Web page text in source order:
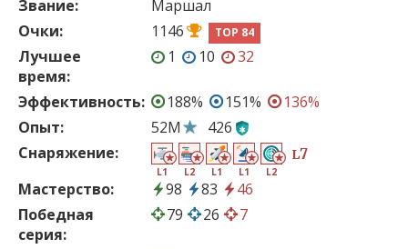
Звание:
Маршал
Очки:
1146 TOP 84
Лучшее
время:
1 10 32
Эффективность: 188% 151%
136%
Опыт:
52M
426
Снаряжение:
L1 L2 L1 L1 L2
L7
Мастерство: 98 83
46
Победная
серия:
79 26 7